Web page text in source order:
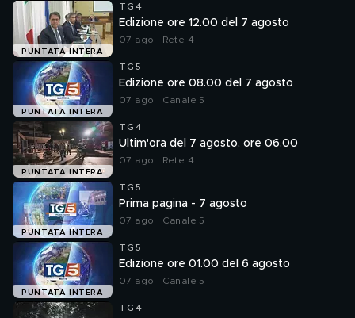
PUNTATA INTERA
TG4
Edizione ore 12.00 del 7 agosto
07 ago | Rete 4
PUNTATA INTERA
TG5
Edizione ore 08.00 del 7 agosto
07 ago | Canale 5
PUNTATA INTERA
TG4
Ultim'ora del 7 agosto, ore 06.00
07 ago | Rete 4
PUNTATA INTERA
TG5
Prima pagina - 7 agosto
07 ago | Canale 5
PUNTATA INTERA
TG5
Edizione ore 01.00 del 6 agosto
07 ago | Canale 5
TG4